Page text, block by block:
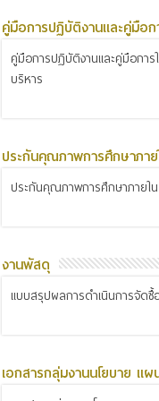
คู่มือการปฏิบัติงานและคู่มือก
คู่มือการปฏิบัติงานและคู่มือกา
บริหาร
ประกันคุณภาพการศึกษาภาย
ประกันคุณภาพการศึกษาภายใน
งานพัสดุ
แบบสรุปผลการดำเนินการจัดซื้
เอกสารกลุ่มงานนโยบาย แ